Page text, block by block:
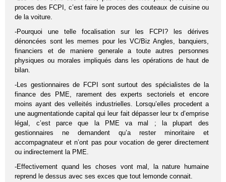
proces des FCPI, c’est faire le proces des couteaux de cuisine ou
de la voiture.
-Pourquoi une telle focalisation sur les FCPI? les dérives
dénoncées sont les memes pour les VC/Biz Angles, banquiers,
financiers et de maniere generale a toute autres personnes
physiques ou morales impliqués dans les opérations de haut de
bilan.
-Les gestionnaires de FCPI sont surtout des spécialistes de la
finance des PME, rarement des experts sectoriels et encore
moins ayant des velleités industrielles. Lorsqu’elles procedent a
une augmentationde capital qui leur fait dépasser leur tx d’emprise
légal, c’est parce que la PME va mal ; la plupart des
gestionnaires ne demandent qu’a rester minoritaire et
accompagnateur et n’ont pas pour vocation de gerer directement
ou indirectement la PME.
-Effectivement quand les choses vont mal, la nature humaine
reprend le dessus avec ses exces que tout lemonde connait.